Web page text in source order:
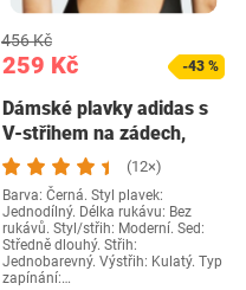
259 Kč
456 Kč
-43 %
Dámské plavky adidas s
V-střihem na zádech,
velikost 42,…
(12×)
Barva: Černá. Styl plavek:
Jednodílný. Délka rukávu: Bez
rukávů. Styl/střih: Moderní. Sed:
Středně dlouhý. Střih:
Jednobarevný. Výstřih: Kulatý. Typ
zapínání:…